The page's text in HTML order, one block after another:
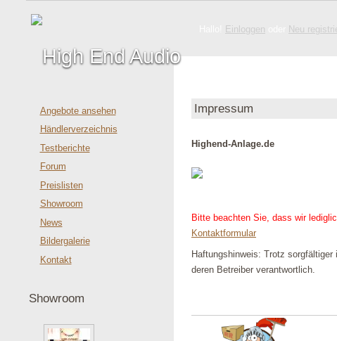
Einloggen Neu
Angebote ansehen
Händlerverzeichnis
Testberichte
Forum
Preislisten
Showroom
News
Bildergalerie
Kontakt
Showroom
Impressum
Highend-Anlage.de
Bitte beachten Sie, dass wir
Kontaktformular
Haftungshinweis: Trotz
deren Betreiber verantwortlich.